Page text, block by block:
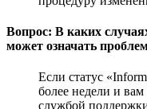
Вопрос: В каких
может означать
Если статус
более недели и вам
службой